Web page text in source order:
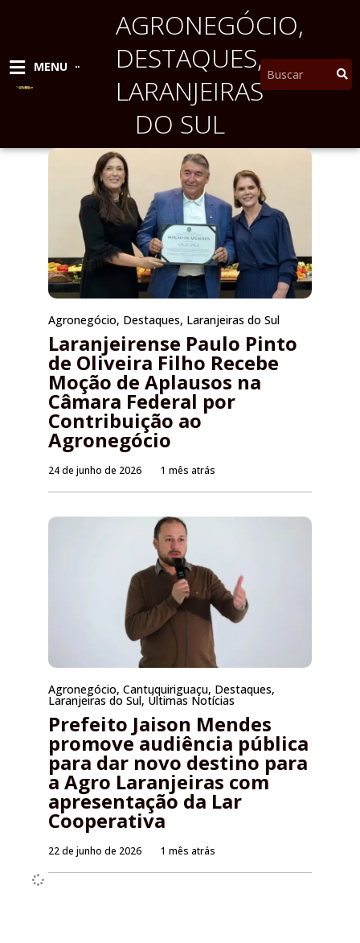
MENU
AGRONEGÓCIO,
DESTAQUES,
LARANJEIRAS
DO SUL
Pesquisar
Agronegócio, Destaques, Laranjeiras do Sul
Laranjeirense Paulo Pinto
de Oliveira Filho Recebe
Moção de Aplausos na
Câmara Federal por
Contribuição ao
Agronegócio
24 de junho de 2026 1 mês atrás
Agronegócio, Cantuquiriguaçu, Destaques,
Laranjeiras do Sul, Últimas Notícias
Prefeito Jaison Mendes
promove audiência pública
para dar novo destino para
a Agro Laranjeiras com
apresentação da Lar
Cooperativa
22 de junho de 2026 1 mês atrás